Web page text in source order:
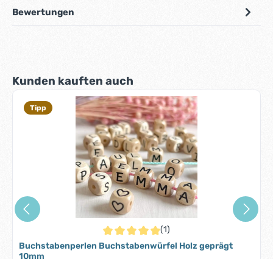
Bewertungen
Produktgalerie überspringen
Kunden kauften auch
Tipp
Durchschnittliche Bewertung von 5 von 5
(1)
Buchstabenperlen Buchstabenwürfel Holz geprägt
10mm